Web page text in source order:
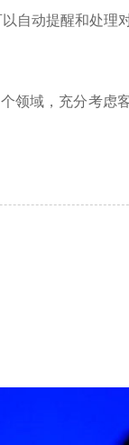
动提醒和处理对
域，充分考虑客